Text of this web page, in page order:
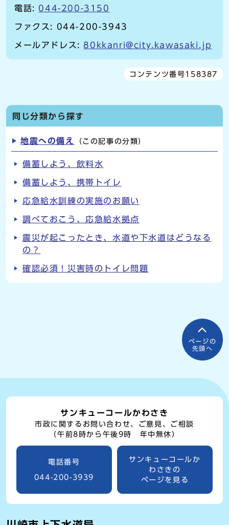
電話: 044-200-3150
ファクス: 044-200-3943
メールアドレス: 80kkanri@city.kawasaki.jp
コンテンツ番号158387
同じ分類から探す
地震への備え （この記事の分類）
備蓄しよう、飲料水
備蓄しよう、携帯トイレ
応急給水訓練の実施のお願い
調べておこう、応急給水拠点
震災が起こったとき、水道や下水道はどうなる
の？
確認必須！災害時のトイレ問題
ページの
先頭へ
サンキューコールかわさき
市政に関するお問い合わせ、ご意見、ご相談
（午前8時から午後9時 年中無休）
電話番号
044-200-3939
サンキューコールか
わさきの
ページを見る